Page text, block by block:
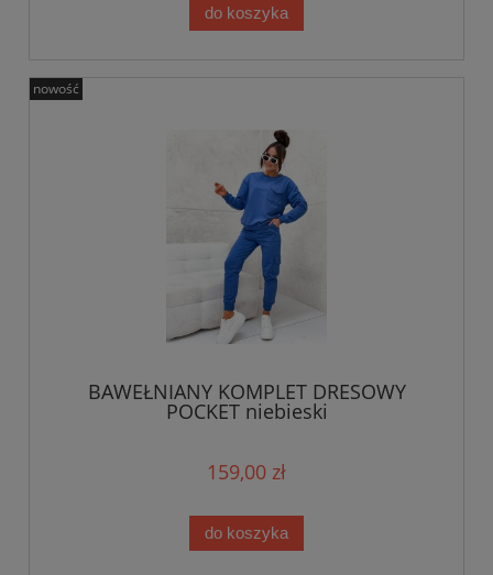
do koszyka
BAWEŁNIANY KOMPLET DRESOWY
POCKET niebieski
159,00 zł
do koszyka
nowość